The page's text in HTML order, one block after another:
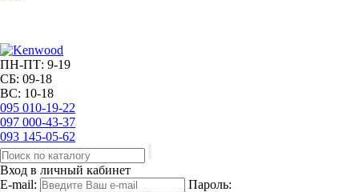
ПН-ПТ: 9-19
СБ: 09-18
ВС: 10-18
095 010-19-22
097 000-43-37
093 145-05-62
Вход в личный кабинет
E-mail:
Пароль: